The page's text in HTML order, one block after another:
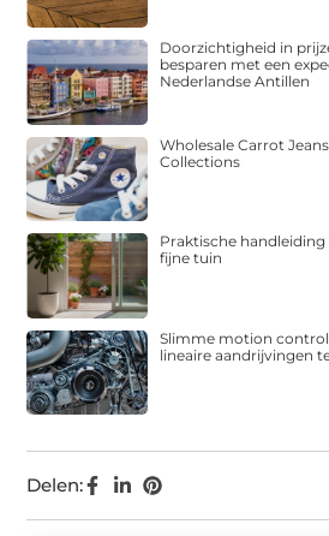
Delen:
Doorzichtigheid in
besparen met een
Nederlandse Antillen
Wholesale Carrot
Collections
Praktische handleiding
fijne tuin
Slimme motion
lineaire aandrijvingen